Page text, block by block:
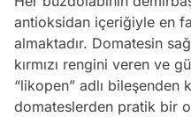
antioksidan içeriğiyle en
almaktadır. Domatesin
kırmızı rengini veren ve
“likopen” adlı bileşenden
domateslerden pratik bir